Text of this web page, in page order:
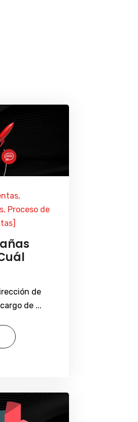
Proceso de
de
de ...